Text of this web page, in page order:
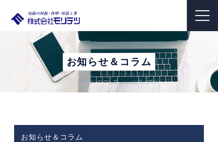
お知らせ＆コラム
お知らせ＆コラム